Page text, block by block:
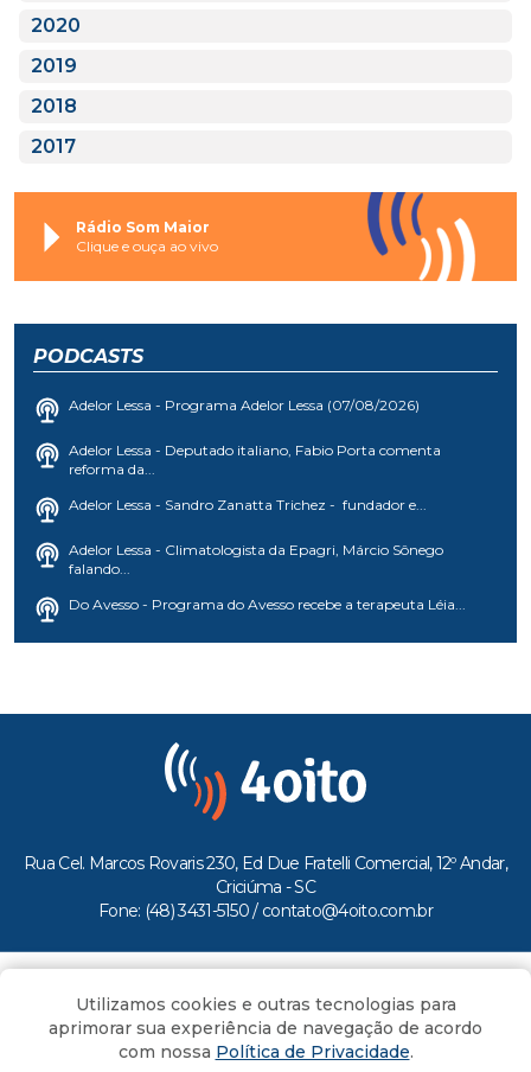
2020
2019
2018
2017
Rádio Som Maior
Clique e ouça ao vivo
PODCASTS
Adelor Lessa - Programa Adelor Lessa (07/08/2026)
Adelor Lessa - Deputado italiano, Fabio Porta comenta
reforma da...
Adelor Lessa - Sandro Zanatta Trichez - fundador e...
Adelor Lessa - Climatologista da Epagri, Márcio Sônego
falando...
Do Avesso - Programa do Avesso recebe a terapeuta Léia...
Rua Cel. Marcos Rovaris 230, Ed Due Fratelli Comercial, 12º Andar,
Criciúma - SC
Fone: (48) 3431-5150 / contato@4oito.com.br
Todos os direitos reservados ao Portal 4oito
Utilizamos cookies e outras tecnologias para
aprimorar sua experiência de navegação de acordo
com nossa Política de Privacidade.